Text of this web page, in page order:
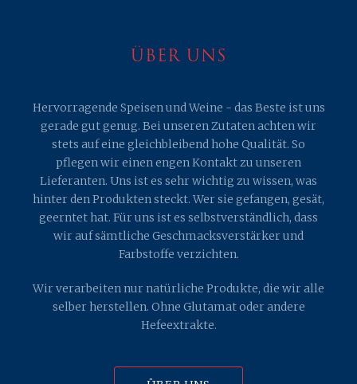
ÜBER UNS
Hervorragende Speisen und Weine - das Beste ist uns
gerade gut genug. Bei unseren Zutaten achten wir
stets auf eine gleichbleibend hohe Qualität. So
pflegen wir einen engen Kontakt zu unseren
Lieferanten. Uns ist es sehr wichtig zu wissen, was
hinter den Produkten steckt. Wer sie gefangen, gesät,
geerntet hat. Für uns ist es selbstverständlich, dass
wir auf sämtliche Geschmacksverstärker und
Farbstoffe verzichten.
Wir verarbeiten nur natürliche Produkte, die wir alle
selber herstellen. Ohne Glutamat oder andere
Hefeextrakte.